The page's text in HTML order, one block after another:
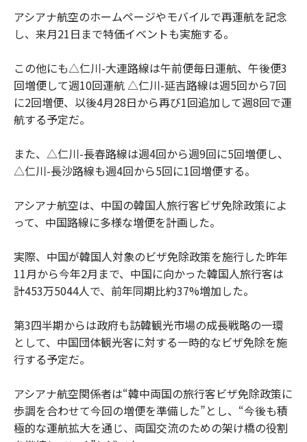
アシアナ航空のホームページやモバイルで再運航を記念
し、来月21日まで特価イベントも実施する。
この他にも△仁川-大連路線は午前便毎日運航、午後便3
回増便して週10回運航 △仁川-延吉路線は週5回から7回
に2回増便、以後4月28日から再び1回追加して週8回で運
航する予定だ。
また、△仁川-長春路線は週4回から週9回に5回増便し、
△仁川-長沙路線も週4回から5回に1回増便する。
アシアナ航空は、中国の韓国人旅行客ビザ免除政策によ
って、中国路線に多様な増便を計画した。
実際、中国が韓国人対象のビザ免除政策を施行した昨年
11月から今年2月まで、中国に向かった韓国人旅行客は
計453万5044人で、前年同期比約37%増加した。
第3四半期からは政府も訪韓観光市場の成長戦略の一環
として、中国団体観光客に対する一時的なビザ免除を施
行する予定だ。
アシアナ航空関係者は“韓中両国の旅行客ビザ免除政策に
歩調を合わせて今回の増便を準備した”とし、“今後も積
極的な運航拡大を通じ、両国交流のための架け橋の役割